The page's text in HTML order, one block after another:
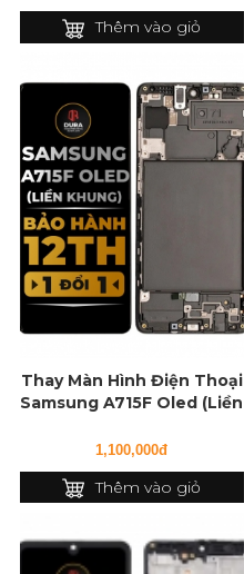
Thêm vào giỏ
Thay Màn Hình Điện Thoại
Samsung A715F Oled (Liền
1,100,000đ
Thêm vào giỏ